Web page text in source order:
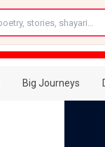
Big Journeys